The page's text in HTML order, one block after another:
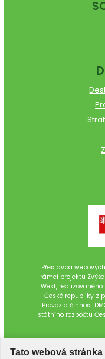
Přestavba
rámci projektu
West,
České republiky z
Provoz a činnost
státního rozpočtu
Tato webová